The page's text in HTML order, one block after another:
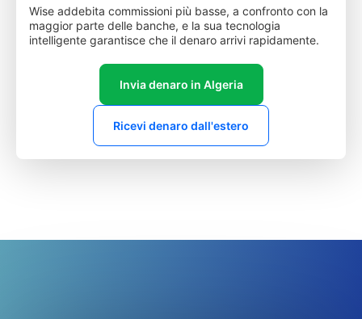
Wise addebita commissioni più basse, a confronto con la
maggior parte delle banche, e la sua tecnologia
intelligente garantisce che il denaro arrivi rapidamente.
Invia denaro in Algeria
Ricevi denaro dall'estero